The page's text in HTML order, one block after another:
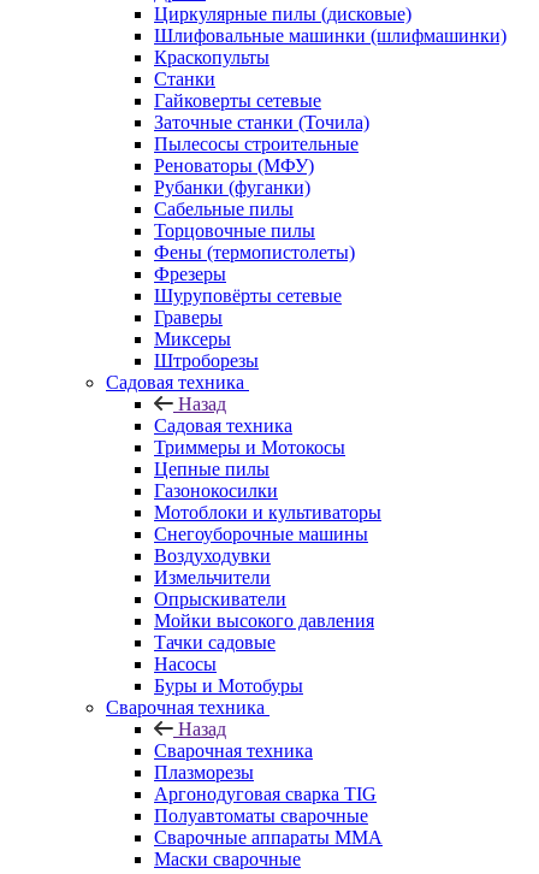
Циркулярные пилы (дисковые)
Шлифовальные машинки (шлифмашинки)
Краскопульты
Станки
Гайковерты сетевые
Заточные станки (Точила)
Пылесосы строительные
Реноваторы (МФУ)
Рубанки (фуганки)
Сабельные пилы
Торцовочные пилы
Фены (термопистолеты)
Фрезеры
Шуруповёрты сетевые
Граверы
Миксеры
Штроборезы
Садовая техника
Назад
Садовая техника
Триммеры и Мотокосы
Цепные пилы
Газонокосилки
Мотоблоки и культиваторы
Снегоуборочные машины
Воздуходувки
Измельчители
Опрыскиватели
Мойки высокого давления
Тачки садовые
Насосы
Буры и Мотобуры
Сварочная техника
Назад
Сварочная техника
Плазморезы
Аргонодуговая сварка TIG
Полуавтоматы сварочные
Сварочные аппараты ММА
Маски сварочные